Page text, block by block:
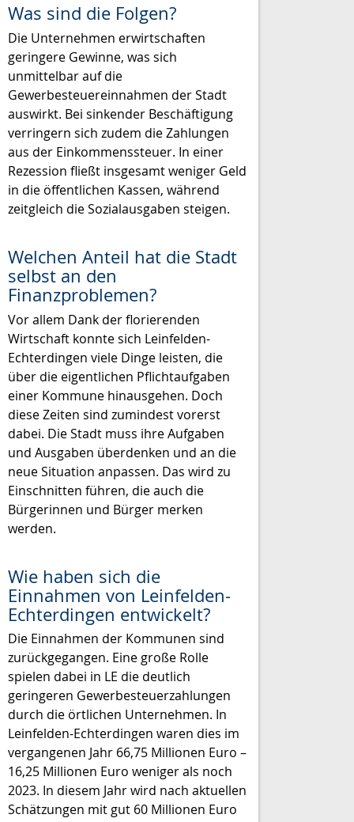
Was sind die Folgen?
Die Unternehmen erwirtschaften
geringere Gewinne, was sich
unmittelbar auf die
Gewerbesteuereinnahmen der Stadt
auswirkt. Bei sinkender Beschäftigung
verringern sich zudem die Zahlungen
aus der Einkommenssteuer. In einer
Rezession fließt insgesamt weniger Geld
in die öffentlichen Kassen, während
zeitgleich die Sozialausgaben steigen.
Welchen Anteil hat die Stadt
selbst an den
Finanzproblemen?
Vor allem Dank der florierenden
Wirtschaft konnte sich Leinfelden-
Echterdingen viele Dinge leisten, die
über die eigentlichen Pflichtaufgaben
einer Kommune hinausgehen. Doch
diese Zeiten sind zumindest vorerst
dabei. Die Stadt muss ihre Aufgaben
und Ausgaben überdenken und an die
neue Situation anpassen. Das wird zu
Einschnitten führen, die auch die
Bürgerinnen und Bürger merken
werden.
Wie haben sich die
Einnahmen von Leinfelden-
Echterdingen entwickelt?
Die Einnahmen der Kommunen sind
zurückgegangen. Eine große Rolle
spielen dabei in LE die deutlich
geringeren Gewerbesteuerzahlungen
durch die örtlichen Unternehmen. In
Leinfelden-Echterdingen waren dies im
vergangenen Jahr 66,75 Millionen Euro –
16,25 Millionen Euro weniger als noch
2023. In diesem Jahr wird nach aktuellen
Schätzungen mit gut 60 Millionen Euro